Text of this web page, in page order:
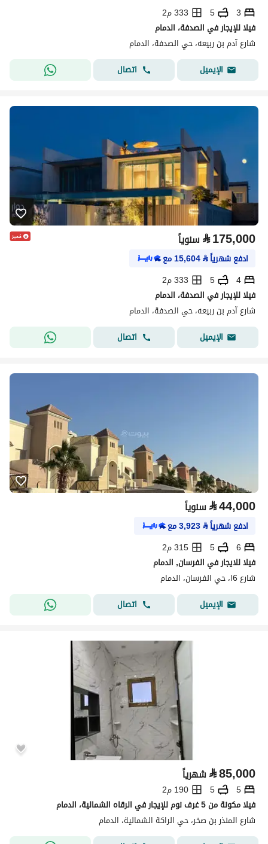
3
5
333 م2
فيلا للإيجار في الصدفة، الدمام
شارع آدم بن ربيعه، حي الصدفة، الدمام
الإيميل
اتصال
⃁175,000 سنوياً
ادفع شهرياً⃁
15,604مع
4
5
333 م2
فيلا للإيجار في الصدفة، الدمام
شارع آدم بن ربيعه، حي الصدفة، الدمام
الإيميل
اتصال
⃁44,000 سنوياً
ادفع شهرياً⃁
3,923مع
6
5
315 م2
فيلا للايجار في الفرسان, الدمام
شارع 6ا، حي الفرسان، الدمام
الإيميل
اتصال
⃁85,000 شهرياً
5
5
190 م2
فيلا مكونة من 5 غرف نوم للإيجار في الرقاه الشمالية، الدمام
شارع المنذر بن صخر، حي الراكة الشمالية، الدمام